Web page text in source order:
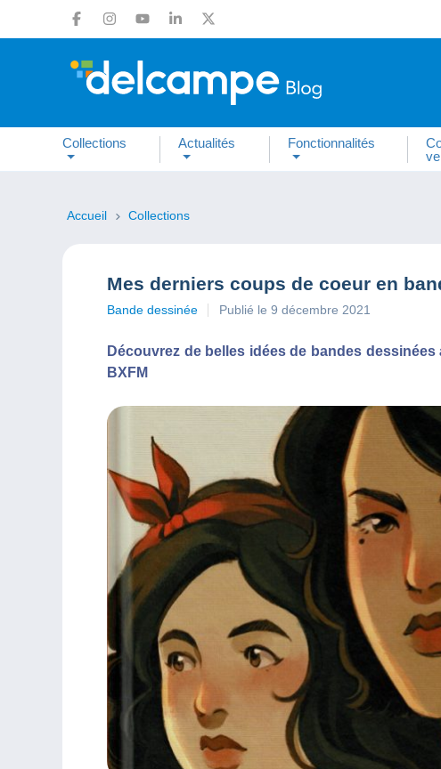
Collections Actualités Fonctionnalités
Accueil Collections
Mes derniers coups de coeur en
Bande dessinée Publié le 9 décembre 2021
Découvrez de belles idées de bandes
BXFM